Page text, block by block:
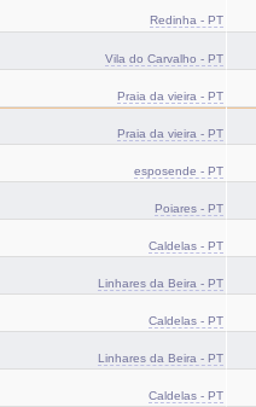
Redinha - PT
Vila do Carvalho - PT
Praia da vieira - PT
Praia da vieira - PT
esposende - PT
Poiares - PT
Caldelas - PT
Linhares da Beira - PT
Caldelas - PT
Linhares da Beira - PT
Caldelas - PT